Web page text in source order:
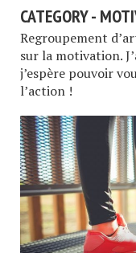
CATEGORY -
Regroupement
sur la motivation.
j’espère pouvoir
l’action !